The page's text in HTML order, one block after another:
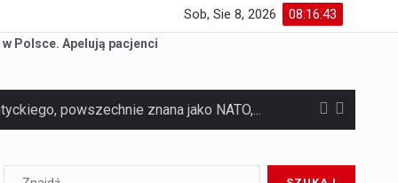
08:16:44
Sob, Sie 8, 2026
Polsce. Apelują pacjenci
Czym jest Organizacja Traktatu Północnoatlantyckiego? Organizacja Traktatu Północnoatlantyckiego, powszechnie znana jako NATO, to międzynarodowy sojusz polityczno-wojskowy, który powstał 4 kwietnia 1949 roku. Został założony przez…